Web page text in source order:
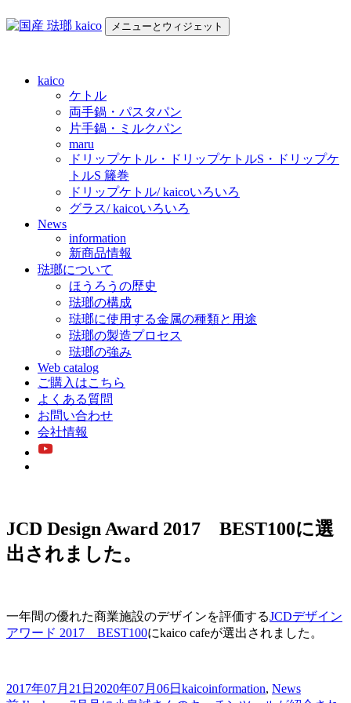
ン
メニューとウィジェット
kaico
ケトル
両手鍋・パスタパン
片手鍋・ミルクパン
maru
ドリップケトル・ドリップケトルS・ドリップケ
トルS 籐巻
ドリップケトル/ kaicoいろいろ
グラス/ kaicoいろいろ
News
information
新商品情報
琺瑯について
ほうろうの歴史
琺瑯の構成
琺瑯に使用する金属の種類と用途
琺瑯の製造プロセス
琺瑯の強み
Web catalog
ご購入はこちら
よくある質問
お問い合わせ
会社情報
JCD Design Award 2017 BEST100に選
出されました。
一年間の優れた商業施設のデザインを評価するJCDデザイン
アワード 2017 BEST100にkaico cafeが選出されました。
投
2017年07月21日 2020年07月06日 作
kaicoカ
information, News